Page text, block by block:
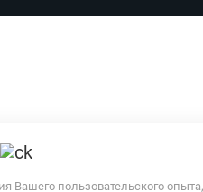
Вашего пользовательского